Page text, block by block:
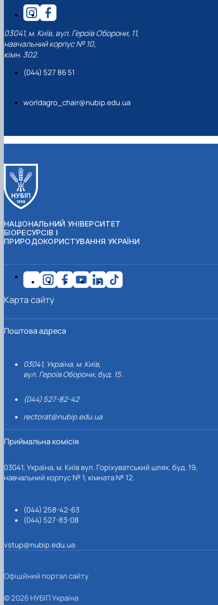
03041, м. Київ, вул. Героїв Оборони, 11,
навчальний корпус № 10,
кімн. 302.
(044) 527 86 51
worldagro_chair@nubip.edu.ua
НАЦІОНАЛЬНИЙ УНІВЕРСИТЕТ
БІОРЕСУРСІВ І
ПРИРОДОКОРИСТУВАННЯ УКРАЇНИ
Поштова адреса
03041, Україна, м. Київ,
вул. Героїв Оборони, буд. 15.
(044) 527-82-42
rectorat@nubip.edu.ua
Приймальна комісія
03041, Україна, м. Київ вул. Горіхуватський шлях, буд. 19,
навчальний корпус № 1, кімната № 12.
(044) 258-42-63
(044) 527-83-08
vstup@nubip.edu.ua
Карта сайту
Офіційний портал сайту
© 2026 НУБІП Україна